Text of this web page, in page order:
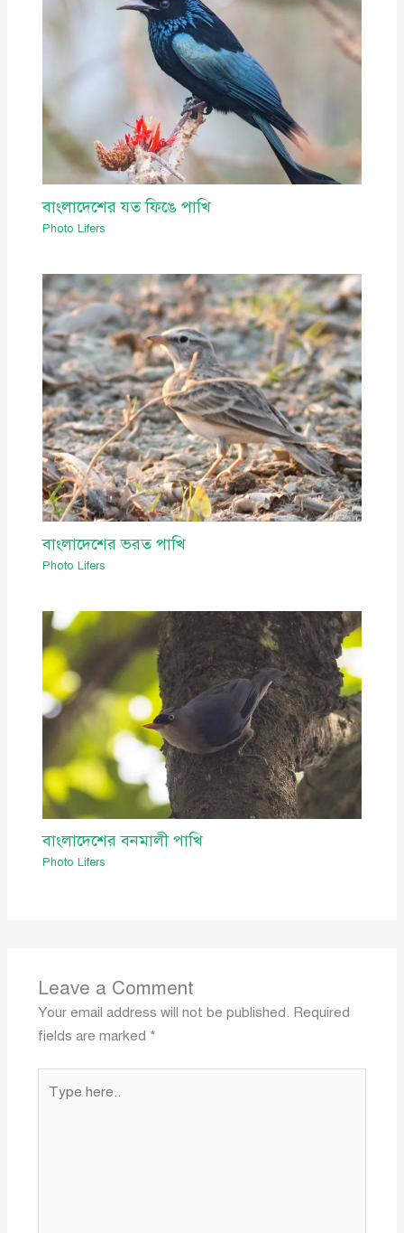
বাংলাদেশের যত ফিঙে পাখি
Photo Lifers
বাংলাদেশের ভরত পাখি
Photo Lifers
বাংলাদেশের বনমালী পাখি
Photo Lifers
Leave a Comment
Your email address will not be published. Required
fields are marked *
here..